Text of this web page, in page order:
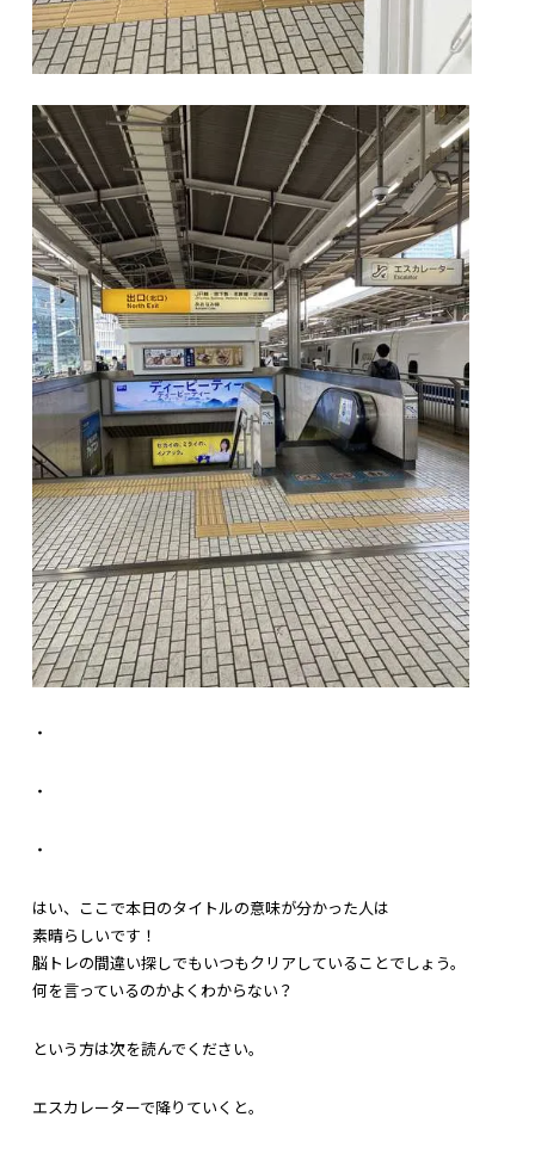
・
・
・
はい、ここで本日のタイトルの意味が分かった人は
素晴らしいです！
脳トレの間違い探しでもいつもクリアしていることでしょう。
何を言っているのかよくわからない？
という方は次を読んでください。
エスカレーターで降りていくと。